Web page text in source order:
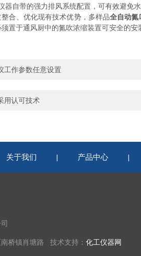
自带的强力排风系统配置，可有效避免
、优化现有技术优势，多样品全自动氮
置于通风厨中的氮吹浓缩装置可安全的
工作参数任意设置
用认可技术
关于我们 | 产品中心 |
桥镇肖塘路 技术支持： 化工仪器网